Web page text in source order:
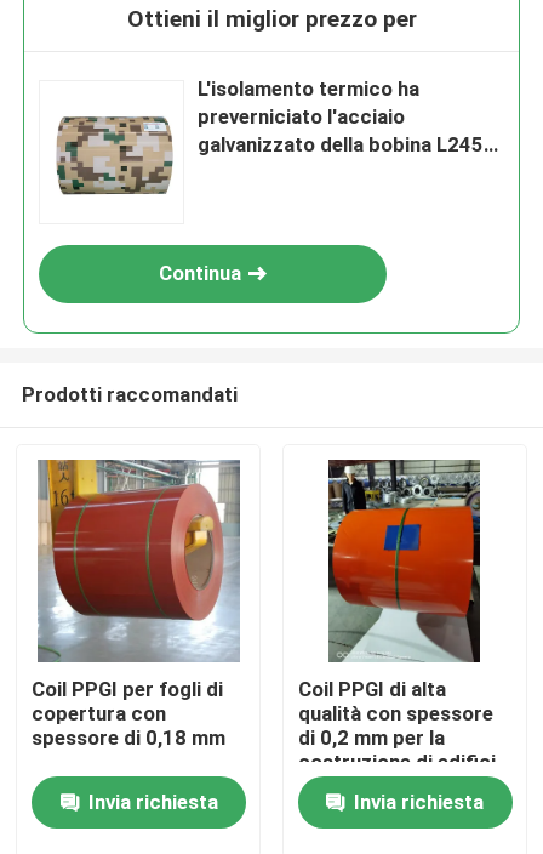
Casa
Ottieni il miglior prezzo per
L'isolamento termico ha
preverniciato l'acciaio
galvanizzato della bobina L245
Continua
Prodotti raccomandati
Coil PPGI per fogli di
copertura con
spessore di 0,18 mm
Invia richiesta
Coil PPGI di alta
qualità con spessore
di 0,2 mm per la
costruzione di edifici
Invia richiesta